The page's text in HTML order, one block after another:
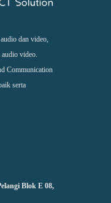
dan video,
video.
Communication
serta
Blok E 08,